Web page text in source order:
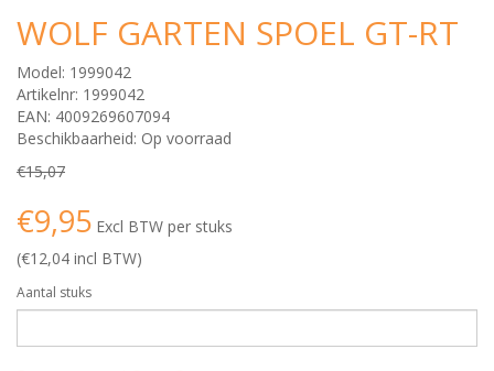
WOLF GARTEN SPOEL GT-RT
Model: 1999042
Artikelnr: 1999042
EAN: 4009269607094
Beschikbaarheid: Op voorraad
€15,07
€9,95 Excl BTW per stuks
(€12,04 incl BTW)
Aantal stuks